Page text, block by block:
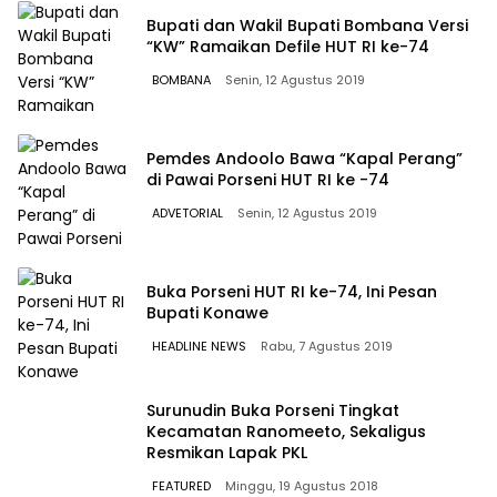
Bupati dan Wakil Bupati Bombana Versi
“KW” Ramaikan Defile HUT RI ke-74
BOMBANA Senin, 12 Agustus 2019
Pemdes Andoolo Bawa “Kapal Perang”
di Pawai Porseni HUT RI ke -74
ADVETORIAL Senin, 12 Agustus 2019
Buka Porseni HUT RI ke-74, Ini Pesan
Bupati Konawe
HEADLINE NEWS Rabu, 7 Agustus 2019
Surunudin Buka Porseni Tingkat
Kecamatan Ranomeeto, Sekaligus
Resmikan Lapak PKL
FEATURED Minggu, 19 Agustus 2018